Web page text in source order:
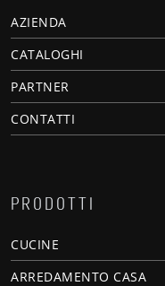
AZIENDA
CATALOGHI
PARTNER
CONTATTI
PRODOTTI
CUCINE
ARREDAMENTO CASA